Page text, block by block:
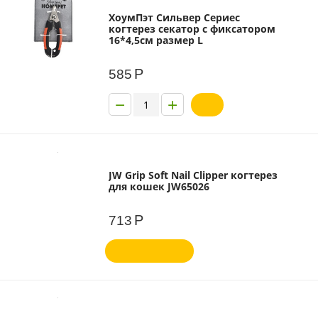
ХоумПэт Сильвер Сериес
когтерез секатор с фиксатором
16*4,5см размер L
585 Р
+
−
JW Grip Soft Nail Clipper когтерез
для кошек JW65026
713 Р